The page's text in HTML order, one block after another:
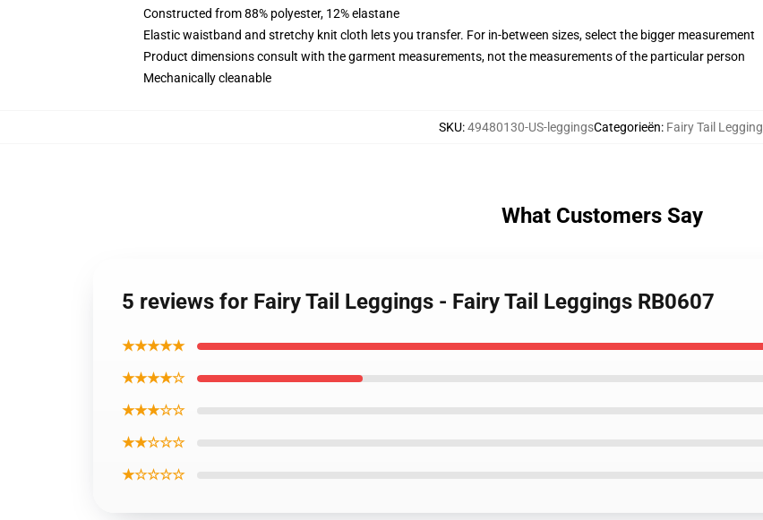
Constructed from 88% polyester, 12% elastane
Elastic waistband and stretchy knit cloth lets you transfer. For in-between sizes, select the bigger measurement
Product dimensions consult with the garment measurements, not the measurements of the particular person
Mechanically cleanable
SKU:49480130-US-leggingsCategorieën: Fairy Tail Legging
What Customers Say
5 reviews for Fairy Tail Leggings - Fairy Tail Leggings RB0607
★★★★★
★★★★☆
★★★☆☆
★★☆☆☆
★☆☆☆☆